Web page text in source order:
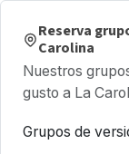
Reserva
Carolina
Nuestros
gusto a La
Grupos de